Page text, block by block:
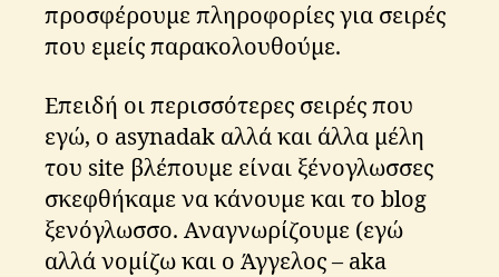
προσφέρουμε πληροφορίες για σειρές
που εμείς παρακολουθούμε.
Επειδή οι περισσότερες σειρές που
εγώ, ο asynadak αλλά και άλλα μέλη
του site βλέπουμε είναι ξένογλωσσες
σκεφθήκαμε να κάνουμε και το blog
ξενόγλωσσο. Αναγνωρίζουμε (εγώ
αλλά νομίζω και ο Άγγελος – aka